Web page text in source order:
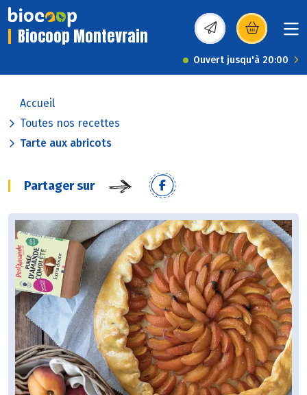
Biocoop Montevrain (s’ouvre dans une
Ouvert jusqu'à 20:00
Accueil
Toutes nos recettes
Tarte aux abricots
Partager sur